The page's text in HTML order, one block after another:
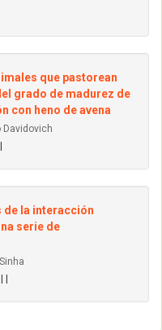
que pastorean
grado de madurez de
con heno de avena
Davidovich
de la interacción
serie de